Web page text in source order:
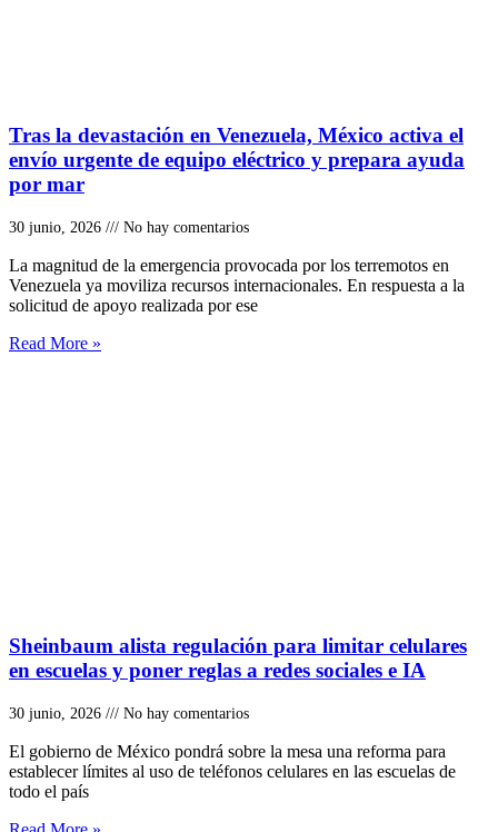
Tras la devastación en Venezuela, México activa el
envío urgente de equipo eléctrico y prepara ayuda
por mar
30 junio, 2026 No hay comentarios
La magnitud de la emergencia provocada por los terremotos en
Venezuela ya moviliza recursos internacionales. En respuesta a la
solicitud de apoyo realizada por ese
Read More »
Sheinbaum alista regulación para limitar celulares
en escuelas y poner reglas a redes sociales e IA
30 junio, 2026 No hay comentarios
El gobierno de México pondrá sobre la mesa una reforma para
establecer límites al uso de teléfonos celulares en las escuelas de
todo el país